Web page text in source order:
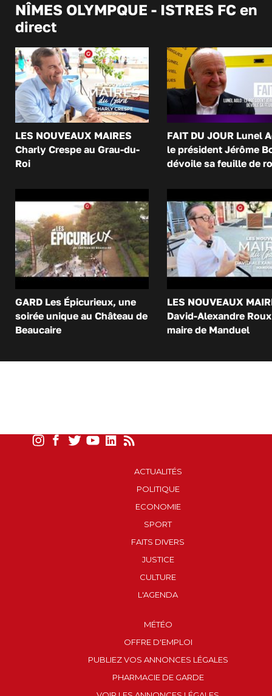
NÎMES OLYMPQUE - ISTRES FC en
direct
LES NOUVEAUX MAIRES
Charly Crespe au Grau-du-
Roi
FAIT DU JOUR Lunel
le président Jérôme
dévoile sa feuille de
GARD Les Épicurieux, une
soirée unique au Château de
Beaucaire
LES NOUVEAUX
David-Alexandre
maire de Manduel
ACTUALITÉS
POLITIQUE
ECONOMIE
SPORT
FAITS DIVERS
JUSTICE
CULTURE
L'AGENDA
MÉTÉO
OFFRE D'EMPLOI
PUBLIEZ VOS ANNONCES LÉGALES
PHARMACIE DE GARDE